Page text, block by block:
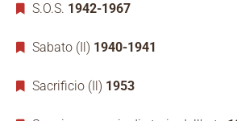
S.O.S. 1942-1967
Sabato (Il) 1940-1941
Sacrificio (Il) 1953